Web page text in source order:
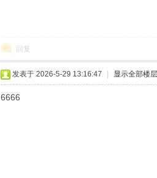
回复
发表于 2026-5-29 13:16:47 显示全部楼层
6666